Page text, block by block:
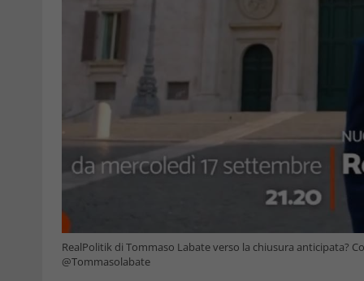
RealPolitik di Tommaso Labate verso la chiusura anticipata?
@Tommasolabate